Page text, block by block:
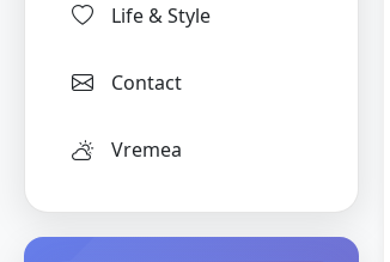
Life & Style
Contact
Vremea